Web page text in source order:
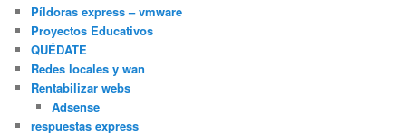
Píldoras express – vmware
Proyectos Educativos
QUÉDATE
Redes locales y wan
Rentabilizar webs
Adsense
respuestas express